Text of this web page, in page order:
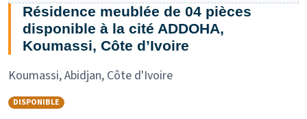
Résidence meublée de 04 pièces
disponible à la cité ADDOHA,
Koumassi, Côte d’Ivoire
Koumassi, Abidjan, Côte d'Ivoire
DISPONIBLE